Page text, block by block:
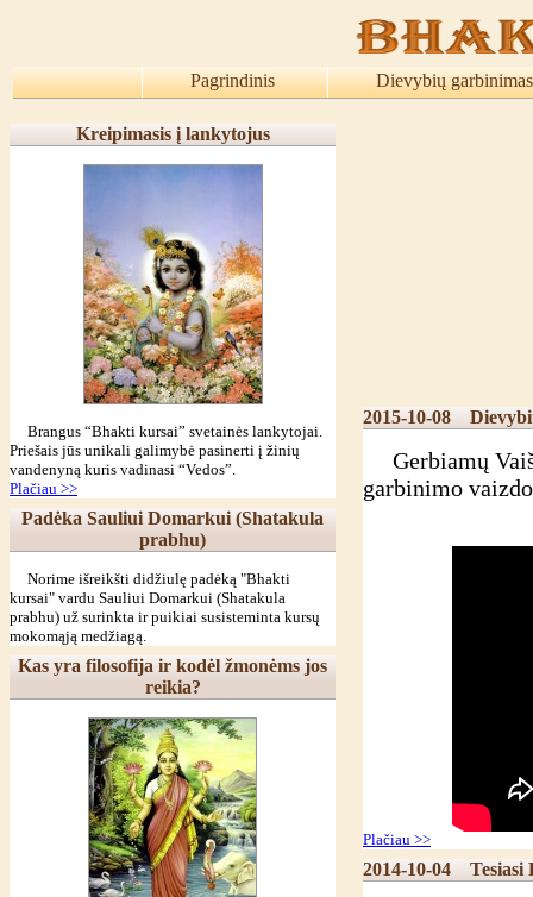
Pagrindinis Dievybių garbinimas
Kreipimasis į lankytojus
Brangus “Bhakti kursai” svetainės lankytojai.
Priešais jūs unikali galimybė pasinerti į žinių
vandenyną kuris vadinasi “Vedos”.
Plačiau >>
Padėka Sauliui Domarkui (Shatakula
prabhu)
Norime išreikšti didžiulę padėką "Bhakti
kursai" vardu Sauliui Domarkui (Shatakula
prabhu) už surinkta ir puikiai susisteminta kursų
mokomąją medžiagą.
Kas yra filosofija ir kodėl žmonėms jos
reikia?
2015-10-08
Gerbiamų
garbinimo
Plačiau >>
2014-10-04